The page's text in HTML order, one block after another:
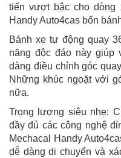
tiến vượt bậc cho dòng
Handy Auto4cas bốn
Bánh xe tự động quay
năng độc đáo này giúp
dàng điều chỉnh góc
Những khúc ngoặt với
nữa.
Trọng lượng siêu nhẹ:
đầy đủ các công nghệ
Mechacal Handy
dễ dàng di chuyển và